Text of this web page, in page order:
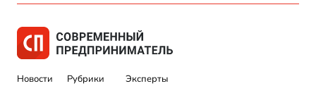
Новости
Рубрики
Эксперты